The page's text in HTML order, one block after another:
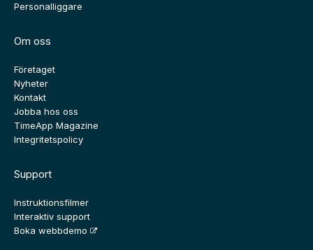
Personalliggare
Om oss
Företaget
Nyheter
Kontakt
Jobba hos oss
TimeApp Magazine
Integritetspolicy
Support
Instruktionsfilmer
Interaktiv support
Boka webbdemo